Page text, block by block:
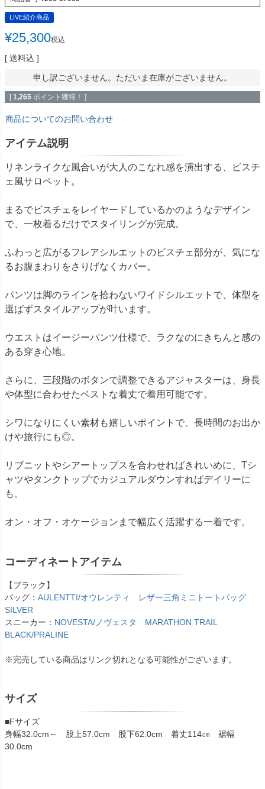
LIVE紹介商品
¥25,300税込
送料込
申し訳ございません。ただいま在庫がございません。
[ 1,265 ポイント獲得！ ]
商品についてのお問い合わせ
アイテム説明
リネンライクな風合いが大人のこなれ感を演出する、ビスチ
ェ風サロペット。
まるでビスチェをレイヤードしているかのようなデザイン
で、一枚着るだけでスタイリングが完成。
ふわっと広がるフレアシルエットのビスチェ部分が、気にな
るお腹まわりをさりげなくカバー。
パンツは脚のラインを拾わないワイドシルエットで、体型を
選ばずスタイルアップが叶います。
ウエストはイージーパンツ仕様で、ラクなのにきちんと感の
ある穿き心地。
さらに、三段階のボタンで調整できるアジャスターは、身長
や体型に合わせたベストな着丈で着用可能です。
シワになりにくい素材も嬉しいポイントで、長時間のお出か
けや旅行にも◎。
リブニットやシアートップスを合わせればきれいめに、Tシ
ャツやタンクトップでカジュアルダウンすればデイリーに
も。
オン・オフ・オケージョンまで幅広く活躍する一着です。
コーディネートアイテム
【ブラック】
バッグ： AULENTTI/オウレンティ レザー三角ミニトートバッグ
SILVER
スニーカー： NOVESTA/ノヴェスタ MARATHON TRAIL
BLACK/PRALINE
※完売している商品はリンク切れとなる可能性がございます。
サイズ
■Fサイズ
身幅32.0cm～ 股上57.0cm 股下62.0cm 着丈114㎝ 裾幅
30.0cm